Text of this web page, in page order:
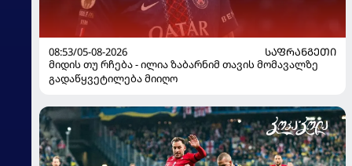
08:53/05-08-2026
ᲡᲐᲤᲠᲐᲜᲒᲔᲗᲘ
მიდის თუ რჩება - ილია ზაბარნიმ თავის მომავალზე
გადაწყვეტილება მიიღო